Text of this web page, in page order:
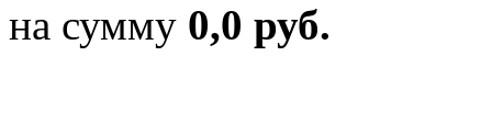
на сумму 0,0 руб.